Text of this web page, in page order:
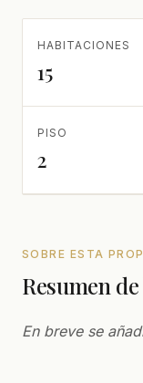
HABITACIONES
15
PISO
2
SOBRE ESTA
Resumen
En breve se